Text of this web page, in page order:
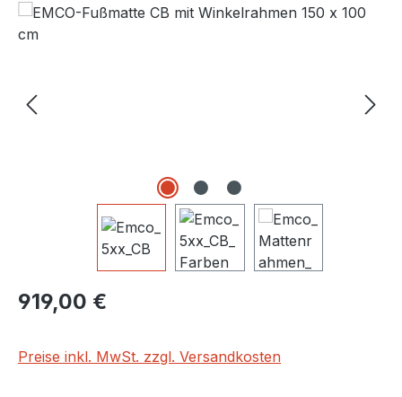
Bildergalerie überspringen
Regulärer Preis:
919,00 €
Preise inkl. MwSt. zzgl. Versandkosten